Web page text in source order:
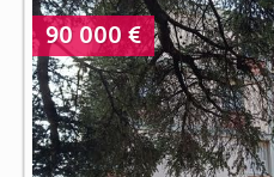
90 000 €